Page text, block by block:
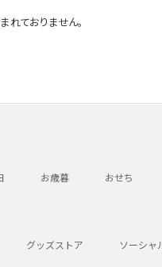
れておりません。
お歳暮 おせち
グッズストア ソーシャ